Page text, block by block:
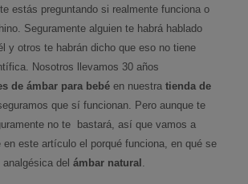
estás preguntando si realmente funciona o
Seguramente alguien te habrá hablado
y otros te habrán dicho que eso no tiene
Nosotros llevamos 30 años
de ámbar para bebéen nuestratienda de
que sí funcionan. Pero aunque te
no te bastará, así que vamos a
en este artículo el porqué funciona, en qué se
analgésica delámbar natural .